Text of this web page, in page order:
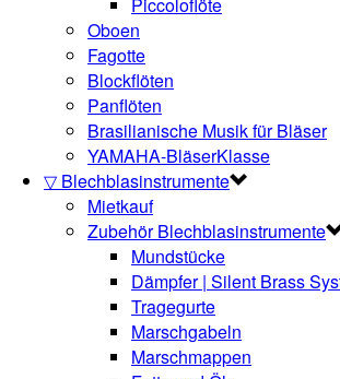
Oboen
Fagotte
Blockflöten
Panflöten
Brasilianische Musik für Bläser
YAMAHA-BläserKlasse
▽ Blechblasinstrumente
Mietkauf
Zubehör Blechblasinstrumente
Mundstücke
Dämpfer | Silent Brass
Tragegurte
Marschgabeln
Marschmappen